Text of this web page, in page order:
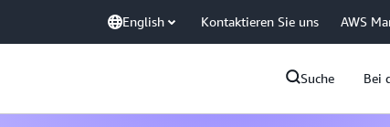
English Kontaktieren Sie uns AWS
Suche Bei